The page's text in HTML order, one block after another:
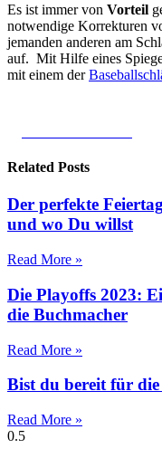
Es ist immer von Vorteil
notwendige Korrekturen
jemanden anderen am
auf. Mit Hilfe eines
mit einem der
Related Posts
Der perfekte
und wo Du willst
Read More »
Die Playoffs 2023:
die Buchmacher
Read More »
Bist du bereit für
Read More »